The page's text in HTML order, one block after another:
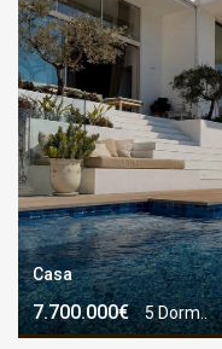
Casa
7.700.000€ 5 Dorm..